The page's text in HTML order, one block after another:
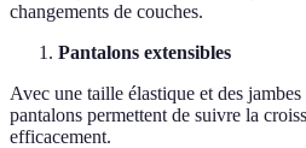
changements de couches.
Pantalons extensibles
Avec une taille élastique et des
pantalons permettent de suivre la
efficacement.